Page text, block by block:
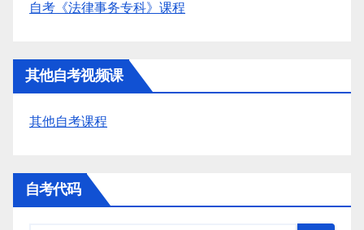
自考《法律事务专科》课程
其他自考视频课
其他自考课程
自考代码